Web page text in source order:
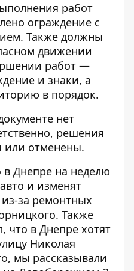
работ
ограждение с
Также должны
движении
работ —
и знаки, а
в порядок.
нет
решения
или отменены.
в Днепре на неделю
и изменят
за ремонтных
. Также
что в Днепре хотят
Николая
мы рассказывали